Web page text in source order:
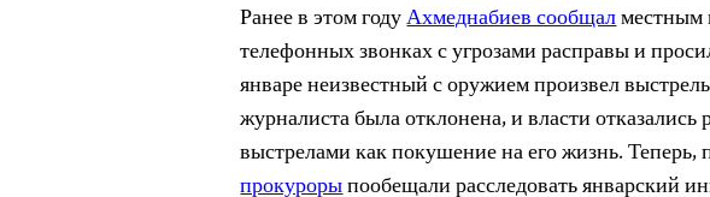
Ранее в этом годуАхмеднабиев сообщалместным
телефонных звонках с угрозами расправы и
январе неизвестный с оружием произвел
журналиста была отклонена, и власти отказались
выстрелами как покушение на его жизнь. Теперь,
прокурорыпообещали расследовать январский